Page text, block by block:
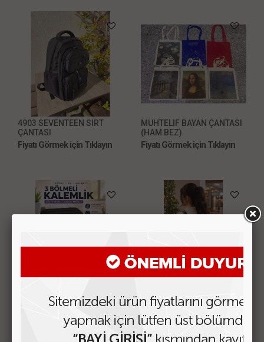
4903 SEVENTEEN SIRT
ÇANTASI
Fiyatı Görmek için Tıklayın
MUHTELİF BAYAN ÇANTASI
(HAM BEZ)
Fiyatı Görmek için Tıklayın
Fiyatı Görmek için Tıklayın
LÜKS BAYAN ÇANTASI
MODEL-16
Fiyatı Görmek için Tıklayın